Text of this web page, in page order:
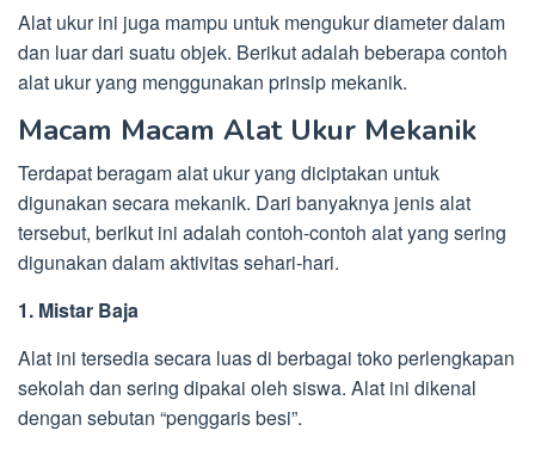
Alat ukur ini juga mampu untuk mengukur diameter dalam
dan luar dari suatu objek. Berikut adalah beberapa contoh
alat ukur yang menggunakan prinsip mekanik.
Macam Macam Alat Ukur Mekanik
Terdapat beragam alat ukur yang diciptakan untuk
digunakan secara mekanik. Dari banyaknya jenis alat
tersebut, berikut ini adalah contoh-contoh alat yang sering
digunakan dalam aktivitas sehari-hari.
1. Mistar Baja
Alat ini tersedia secara luas di berbagai toko perlengkapan
sekolah dan sering dipakai oleh siswa. Alat ini dikenal
dengan sebutan “penggaris besi”.